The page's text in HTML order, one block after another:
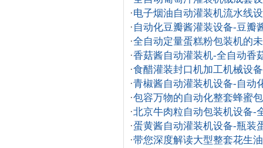
·电子烟油自动灌装机流水线
· 自动化豆瓣酱灌装设备-豆瓣
·全自动定量蛋糕粉包装机的
·香菇酱自动灌装机-全自动香
·食醋灌装封口机加工机械设
·青椒酱自动灌装机设备-自动
·包容万物的自动化整套蜂蜜
·北京牛肉粒自动包装机设备-
·蛋黄酱自动灌装机设备-瓶装
·带您深度解读大型整套花生